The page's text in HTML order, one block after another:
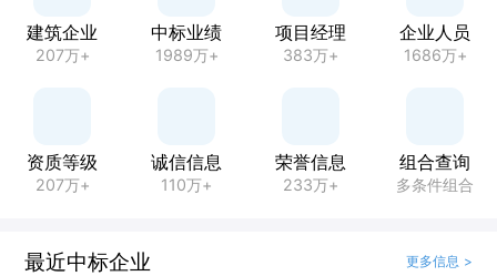
建筑企业
207万+
中标业绩
1989万+
项目经理
383万+
企业人员
1686万+
资质等级
207万+
诚信信息
110万+
荣誉信息
233万+
组合查询
多条件组合
最近中标企业 更多信息 >